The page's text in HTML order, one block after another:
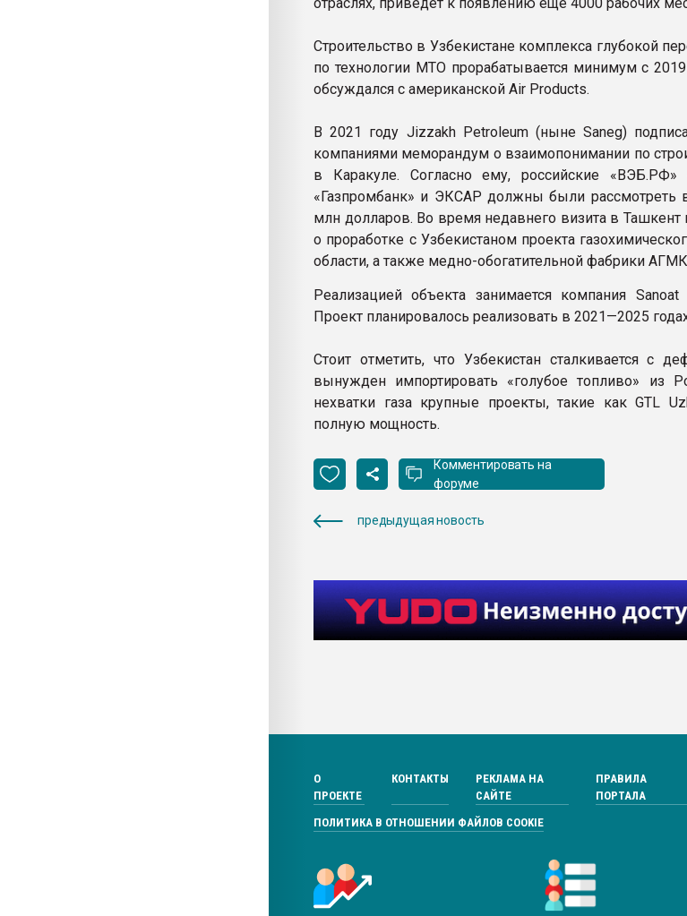
Строительство в Узбекистане комплекса глубокой
по технологии MTO прорабатывается минимум с
обсуждался с американской Air Products.
В 2021 году Jizzakh Petroleum (ныне Saneg)
компаниями меморандум о взаимопонимании по
в Каракуле. Согласно ему, российские «ВЭБ.РФ»
«Газпромбанк» и ЭКСАР должны были рассмотреть
млн долларов. Во время недавнего визита в Ташкент
о проработке с Узбекистаном проекта
области, а также медно-обогатительной фабрики
Реализацией объекта занимается компания Sanoat
Проект планировалось реализовать в 2021—2025
Стоит отметить, что Узбекистан сталкивается с
вынужден импортировать «голубое топливо» из
нехватки газа крупные проекты, такие как GTL
полную мощность.
Комментировать на
форуме
предыдущая новость
О
ПРОЕКТЕ
КОНТАКТЫ
РЕКЛАМА НА
САЙТЕ
ПРАВИЛА
ПОРТАЛА
ПОЛИТИКА В ОТНОШЕНИИ ФАЙЛОВ COOKIE